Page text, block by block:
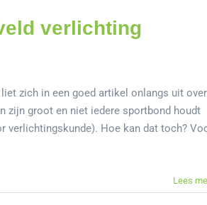
verlichting
zich in een goed artikel onlangs uit over
zijn groot en niet iedere sportbond houdt
verlichtingskunde). Hoe kan dat toch?
Lees